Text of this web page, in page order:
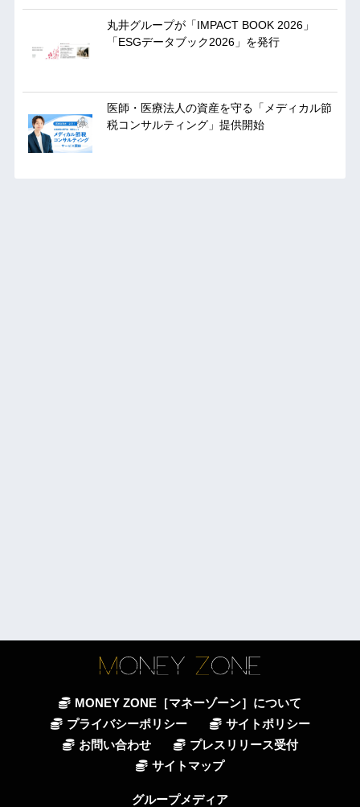
丸井グループが「IMPACT BOOK 2026」
「ESGデータブック2026」を発行
医師・医療法人の資産を守る「メディカル節
税コンサルティング」提供開始
MONEY ZONE［マネーゾーン］について
プライバシーポリシー
サイトポリシー
お問い合わせ
プレスリリース受付
サイトマップ
グループメディア